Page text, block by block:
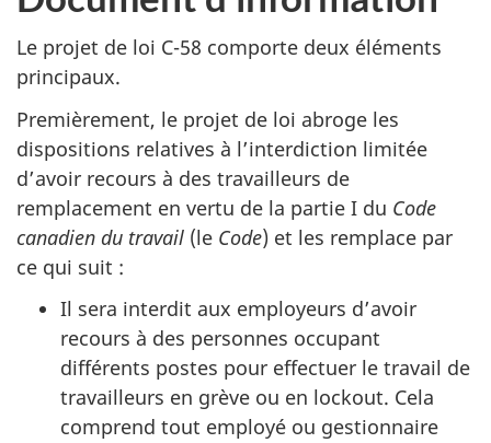
Le projet de loi C-58 comporte deux éléments
principaux.
Premièrement, le projet de loi abroge les
dispositions relatives à l’interdiction limitée
d’avoir recours à des travailleurs de
remplacement en vertu de la partie I du Code
canadien du travail (le Code) et les remplace par
ce qui suit :
Il sera interdit aux employeurs d’avoir
recours à des personnes occupant
différents postes pour effectuer le travail de
travailleurs en grève ou en lockout. Cela
comprend tout employé ou gestionnaire